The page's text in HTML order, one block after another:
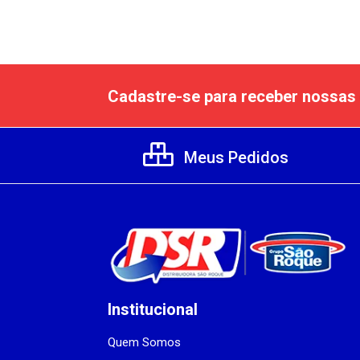
Cadastre-se para receber
Meus Pedidos
Institucional
Quem Somos